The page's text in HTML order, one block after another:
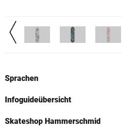
Sprachen
Infoguideübersicht
Skateshop Hammerschmid